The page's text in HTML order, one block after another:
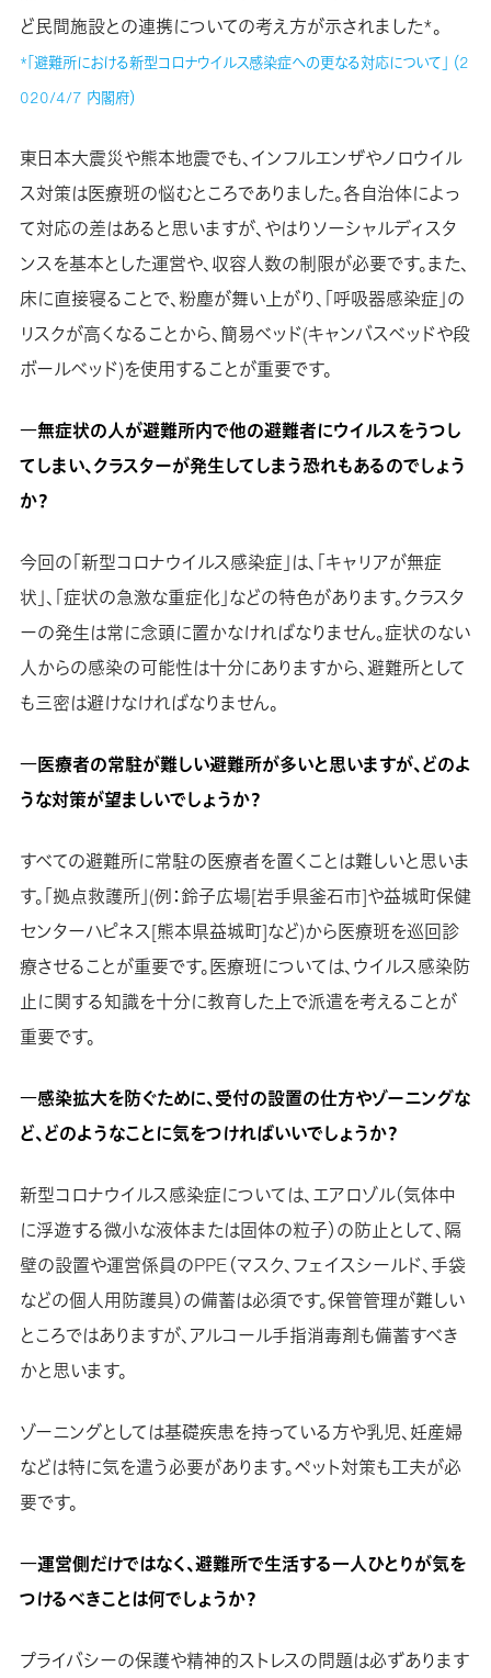
ど民間施設との連携についての考え方が示されました*。
*「避難所における新型コロナウイルス感染症への更なる対応について」 （2
020/4/7 内閣府）
東日本大震災や熊本地震でも、インフルエンザやノロウイル
ス対策は医療班の悩むところでありました。各自治体によっ
て対応の差はあると思いますが、やはりソーシャルディスタ
ンスを基本とした運営や、収容人数の制限が必要です。また、
床に直接寝ることで、粉塵が舞い上がり、「呼吸器感染症」の
リスクが高くなることから、簡易ベッド(キャンバスベッドや段
ボールベッド)を使用することが重要です。
―無症状の人が避難所内で他の避難者にウイルスをうつし
てしまい、クラスターが発生してしまう恐れもあるのでしょう
か？
今回の「新型コロナウイルス感染症」は、「キャリアが無症
状」、「症状の急激な重症化」などの特色があります。クラスタ
ーの発生は常に念頭に置かなければなりません。症状のない
人からの感染の可能性は十分にありますから、避難所として
も三密は避けなければなりません。
―医療者の常駐が難しい避難所が多いと思いますが、どのよ
うな対策が望ましいでしょうか？
すべての避難所に常駐の医療者を置くことは難しいと思いま
す。「拠点救護所」(例：鈴子広場[岩手県釜石市]や益城町保健
センターハピネス[熊本県益城町]など)から医療班を巡回診
療させることが重要です。医療班については、ウイルス感染防
止に関する知識を十分に教育した上で派遣を考えることが
重要です。
―感染拡大を防ぐために、受付の設置の仕方やゾーニングな
ど、どのようなことに気をつければいいでしょうか？
新型コロナウイルス感染症については、エアロゾル（気体中
に浮遊する微小な液体または固体の粒子）の防止として、隔
壁の設置や運営係員のPPE（マスク、フェイスシールド、手袋
などの個人用防護具）の備蓄は必須です。保管管理が難しい
ところではありますが、アルコール手指消毒剤も備蓄すべき
かと思います。
ゾーニングとしては基礎疾患を持っている方や乳児、妊産婦
などは特に気を遣う必要があります。ペット対策も工夫が必
要です。
―運営側だけではなく、避難所で生活する一人ひとりが気を
つけるべきことは何でしょうか？
プライバシーの保護や精神的ストレスの問題は必ずあります